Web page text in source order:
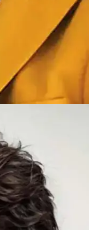
डिलीवरी बॉय
था।